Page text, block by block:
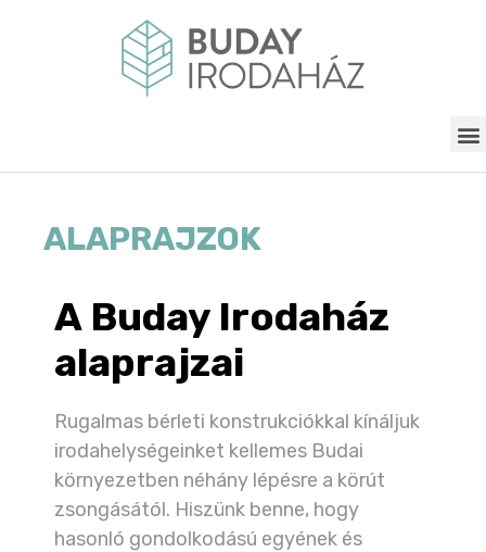
ALAPRAJZOK
A Buday Irodaház
alaprajzai
Rugalmas bérleti konstrukciókkal kínáljuk
irodahelységeinket kellemes Budai
környezetben néhány lépésre a körút
zsongásától. Hiszünk benne, hogy
hasonló gondolkodású egyének és